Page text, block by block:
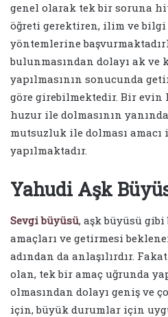
genel olarak tek bir soruna
öğreti gerektiren, ilim ve bilgi
yöntemlerine
bulunmasından dolayı ak ve
yapılmasının sonucunda
göre girebilmektedir. Bir evin
huzur ile dolmasının
mutsuzluk ile dolması amacı
yapılmaktadır.
Yahudi Aşk
Sevgi büyüsü, aşk büyüsü
amaçları ve getirmesi
adından da anlaşılırdır.
olan, tek bir amaç uğrunda
olmasından dolayı geniş ve
için, büyük durumlar için